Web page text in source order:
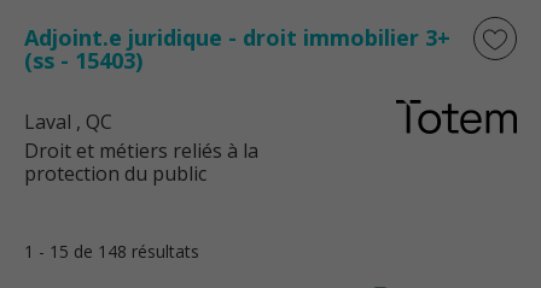
Adjoint.e juridique - droit immobilier 3+
(ss - 15403)
Laval , QC
Droit et métiers reliés à la
protection du public
1 - 15 de 148 résultats